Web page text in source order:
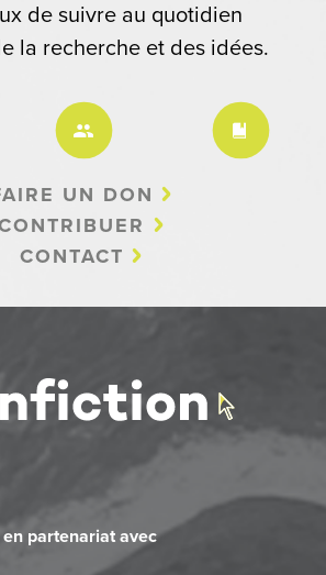
de suivre au quotidien
la recherche et des idées.
UN DON
CONTACT
en partenariat avec